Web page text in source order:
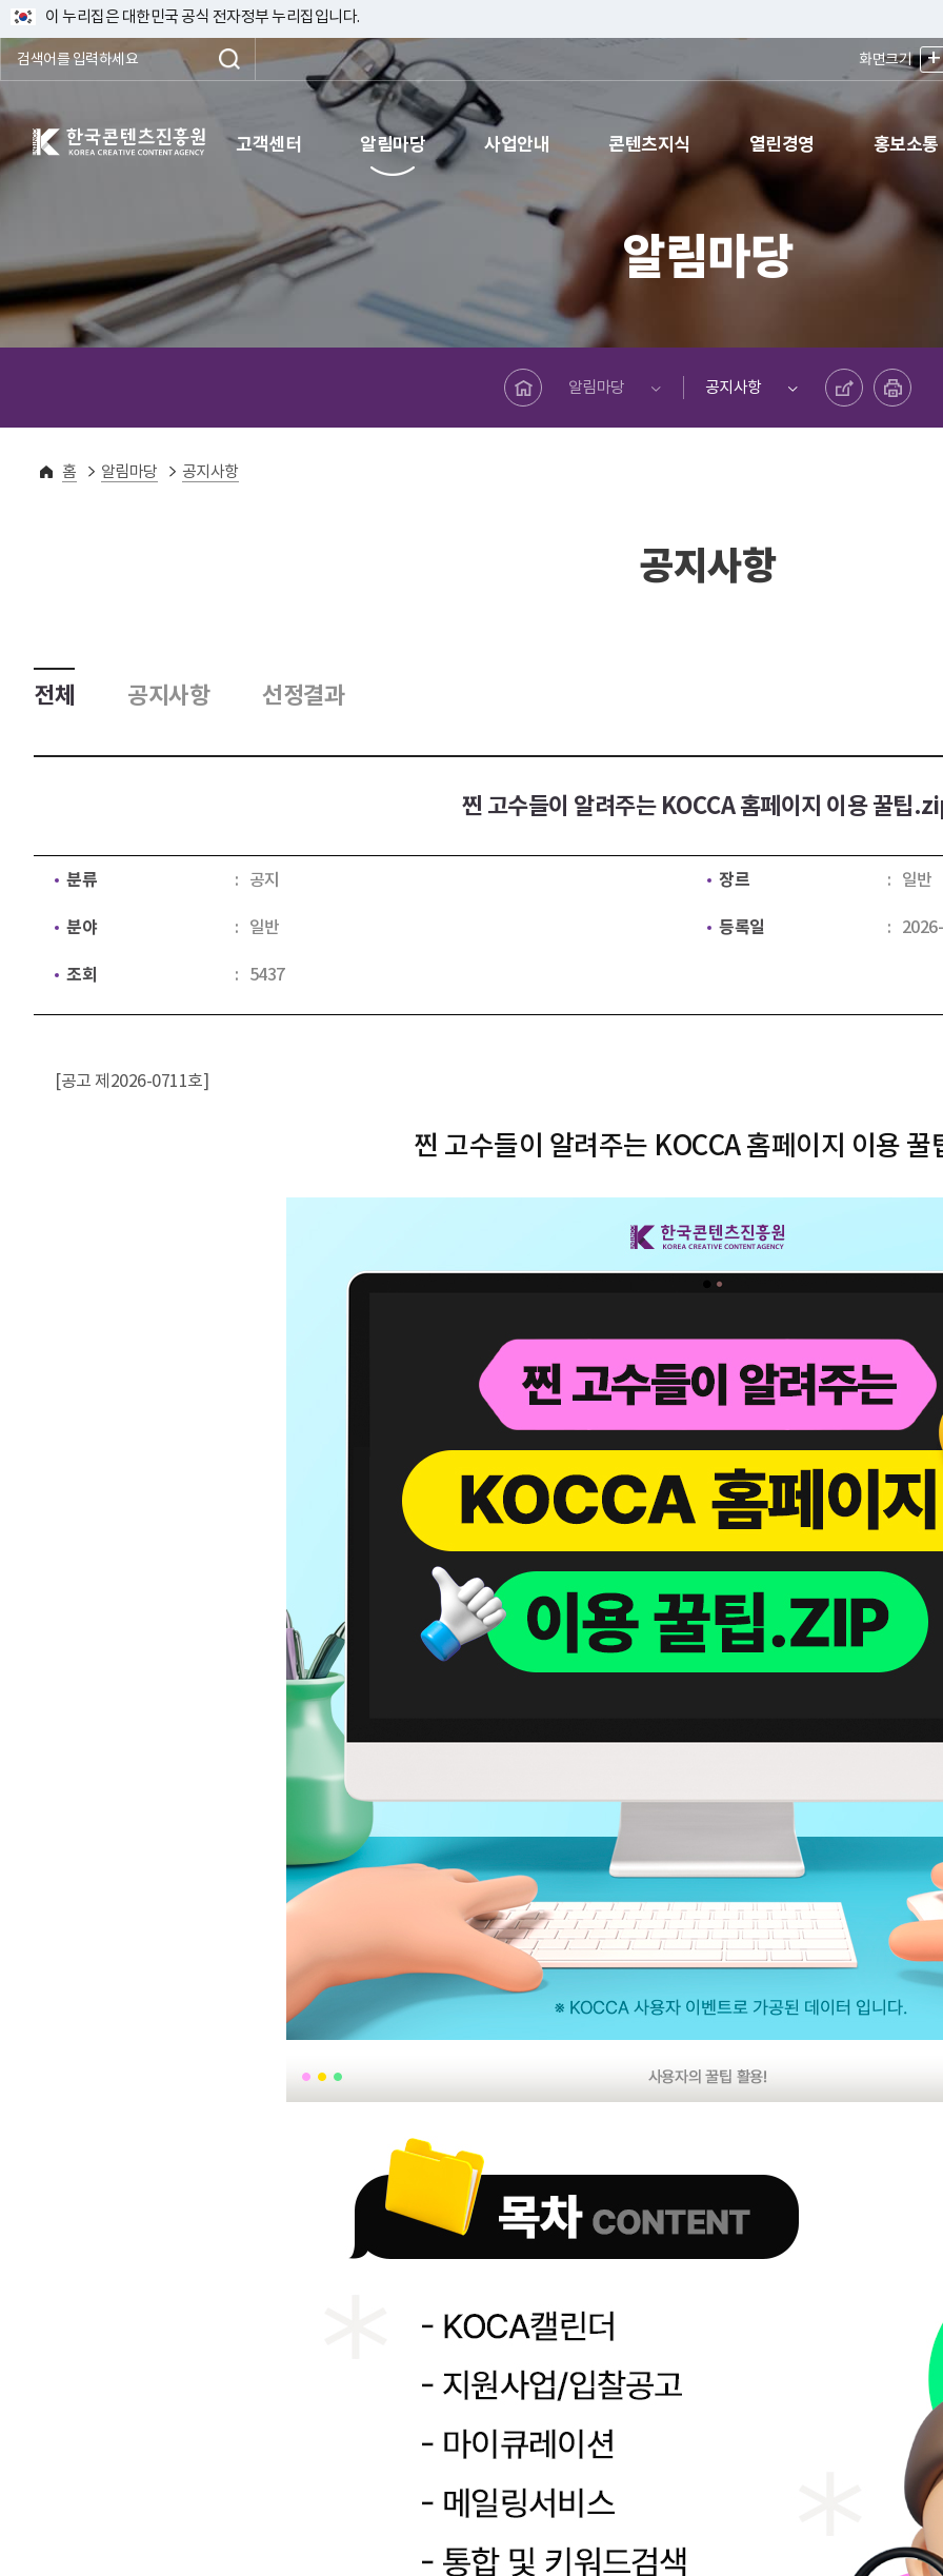
이 누리집은 대한민국 공식 전자정부 누리집입니다.
화면크기 +
한국콘텐츠진흥원 KOREA CREATIVE CONTENT AGENCY 고객센터 알림마당 사업안내 콘텐츠지식 열린경영 홍보소통
알림마당
메인페이지로 바로가기
알림마당
공지사항
공유하기 프린트하기
홈 알림마당 공지사항
공지사항
전체 공지사항 선정결과
찐 고수들이 알려주는 KOCCA 홈페이지 이용 꿀팁
분류 공지 장르 일반
분야 일반 등록일
조회 5437
[공고 제2026-0711호]
찐 고수들이 알려주는 KOCCA 홈페이지 이용